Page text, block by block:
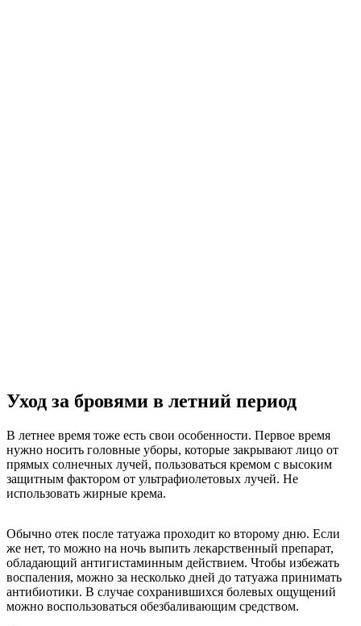
Уход за бровями в летний период
В летнее время тоже есть свои особенности. Первое время
нужно носить головные уборы, которые закрывают лицо от
прямых солнечных лучей, пользоваться кремом с высоким
защитным фактором от ультрафиолетовых лучей. Не
использовать жирные крема.
Обычно отек после татуажа проходит ко второму дню. Если
же нет, то можно на ночь выпить лекарственный препарат,
обладающий антигистаминным действием. Чтобы избежать
воспаления, можно за несколько дней до татуажа принимать
антибиотики. В случае сохранившихся болевых ощущений
можно воспользоваться обезбаливающим средством.